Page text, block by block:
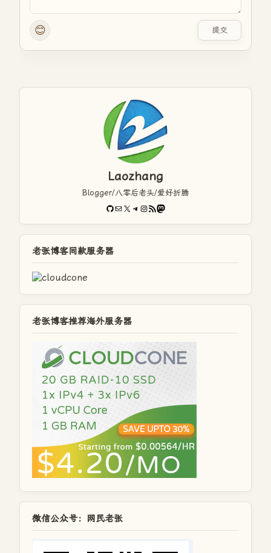
😊 提交
Laozhang
Blogger/八零后老头/爱好折腾
GitHub
电子邮件X Telegram
Instagram
RSS FeedMastodon
老张博客同款服务器
老张博客推荐海外服务器
微信公众号：网民老张